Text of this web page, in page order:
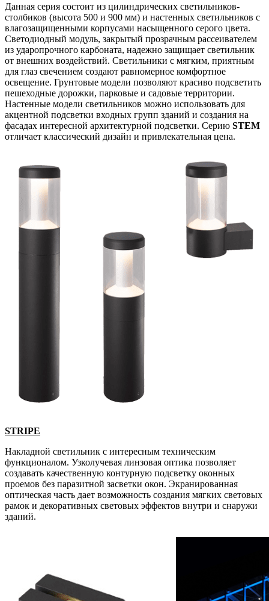
Данная серия состоит из цилиндрических светильников-
столбиков (высота 500 и 900 мм) и настенных светильников с
влагозащищенными корпусами насыщенного серого цвета.
Светодиодный модуль, закрытый прозрачным рассеивателем
из ударопрочного карбоната, надежно защищает светильник
от внешних воздействий. Светильники с мягким, приятным
для глаз свечением создают равномерное комфортное
освещение. Грунтовые модели позволяют красиво подсветить
пешеходные дорожки, парковые и садовые территории.
Настенные модели светильников можно использовать для
акцентной подсветки входных групп зданий и создания на
фасадах интересной архитектурной подсветки. Серию STEM
отличает классический дизайн и привлекательная цена.
STRIPE
Накладной светильник с интересным техническим
функционалом. Узколучевая линзовая оптика позволяет
создавать качественную контурную подсветку оконных
проемов без паразитной засветки окон. Экранированная
оптическая часть дает возможность создания мягких световых
рамок и декоративных световых эффектов внутри и снаружи
зданий.